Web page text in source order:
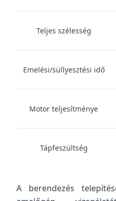
Teljes szélesség
Emelési/süllyesztési idő
Motor teljesítménye
Tápfeszültség
A berendezés